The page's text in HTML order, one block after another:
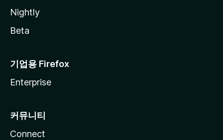
Nightly
Beta
기업용 Firefox
Enterprise
커뮤니티
Connect